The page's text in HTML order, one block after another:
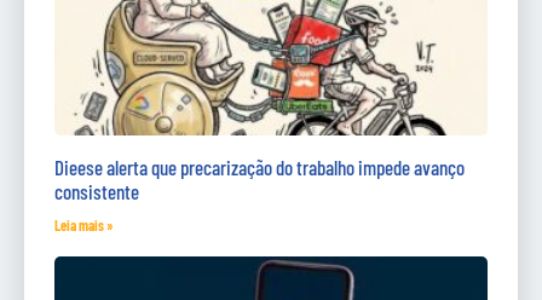
Dieese alerta que precarização do trabalho impede avanço
consistente
Leia mais »